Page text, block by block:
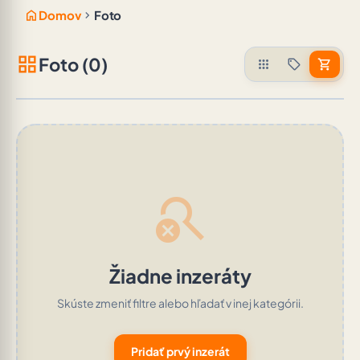
home Domov chevron_right Foto
grid_viewFoto (0) apps sell shopping_cart
search_off
Žiadne inzeráty
Skúste zmeniť filtre alebo hľadať v inej kategórii.
Pridať prvý inzerát